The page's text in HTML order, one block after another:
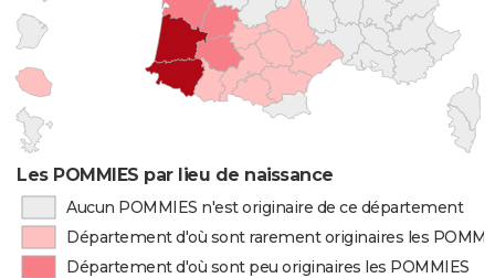
Les POMMIES par lieu de naissance
Aucun POMMIES n'est originaire de ce département
Département d'où sont rarement originaires les
Département d'où sont peu originaires les POMMIES